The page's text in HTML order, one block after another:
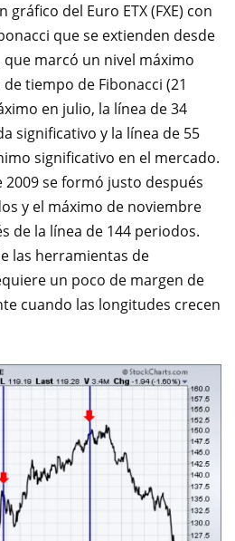
del Euro ETX (FXE) con
que se extienden desde
que marcó un nivel máximo
tiempo de Fibonacci (21
en julio, la línea de 34
significativo y la línea de 55
significativo en el mercado.
2009 se formó justo después
y el máximo de noviembre
de la línea de 144 periodos.
las herramientas de
un poco de margen de
cuando las longitudes crecen